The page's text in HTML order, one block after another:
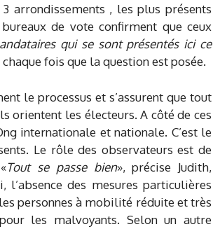
arrondissements , les plus présents
de vote confirment que ceux
qui se sont présentés ici ce
fois que la question est posée.
le processus et s’assurent que tout
orientent les électeurs. A côté de ces
internationale et nationale. C’est le
Le rôle des observateurs est de
Tout se passe bien», précise Judith,
des mesures particulières
personnes à mobilité réduite et très
les malvoyants. Selon un autre